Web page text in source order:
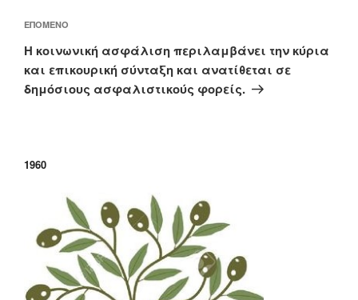
Επόμενο
άρθρο
ΕΠΌΜΕΝΟ
Η κοινωνική ασφάλιση περιλαμβάνει την κύρια
και επικουρική σύνταξη και ανατίθεται σε
δημόσιους ασφαλιστικούς φορείς.
1960